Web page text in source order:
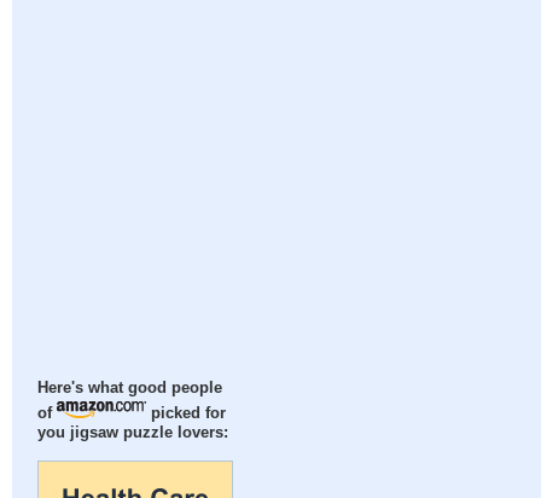
Here's what good people
of
picked for
you jigsaw puzzle lovers: